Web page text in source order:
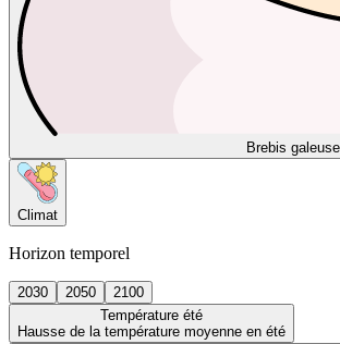
Brebis
Climat
Horizon temporel
2030 2050
2100
Température été
Hausse de la température moyenne en été